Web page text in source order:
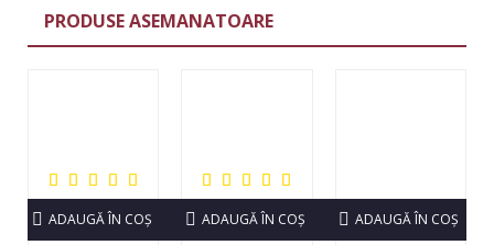
PRODUSE ASEMANATOARE
ADAUGĂ ÎN COŞ ADAUGĂ ÎN COŞ ADAUGĂ ÎN COŞ